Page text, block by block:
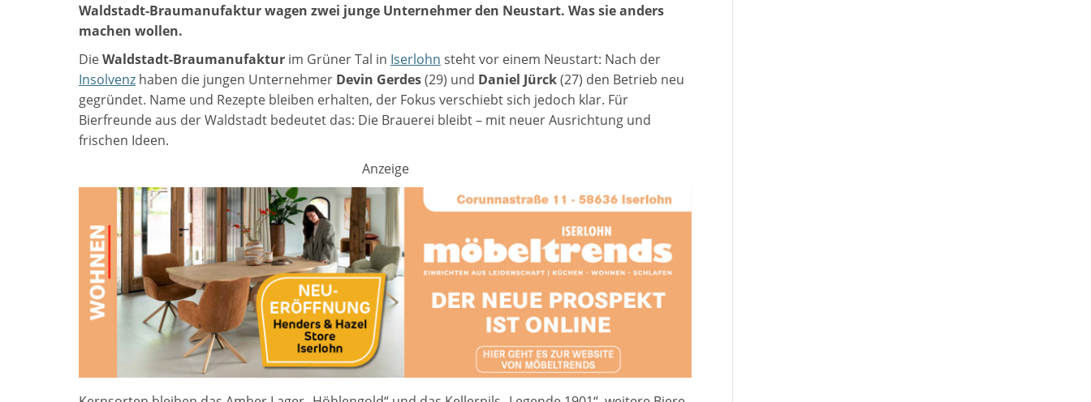
Waldstadt-Braumanufaktur wagen zwei junge Unternehmer den Neustart. Was sie anders
machen wollen.
DieWaldstadt-Braumanufaktur im Grüner Tal in Iserlohn steht vor einem Neustart: Nach der
Insolvenz haben die jungen Unternehmer Devin Gerdes(29) und Daniel Jürck(27) den Betrieb neu
gegründet. Name und Rezepte bleiben erhalten, der Fokus verschiebt sich jedoch klar. Für
Bierfreunde aus der Waldstadt bedeutet das: Die Brauerei bleibt – mit neuer Ausrichtung und
frischen Ideen.
Anzeige